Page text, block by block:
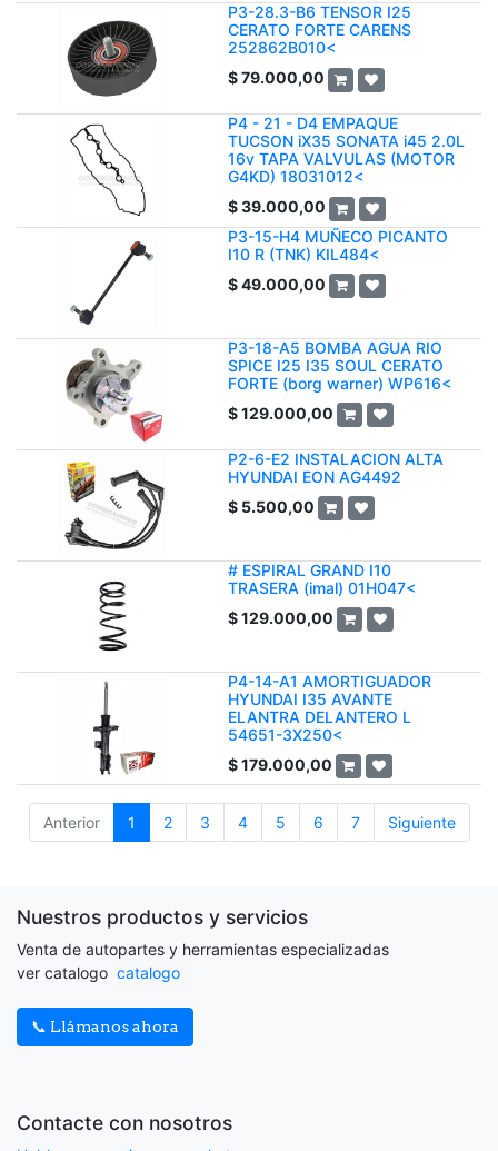
P3-28.3-B6 TENSOR I25
CERATO FORTE CARENS
252862B010<
$79.000,00
P4 - 21 - D4 EMPAQUE
TUCSON iX35 SONATA i45 2.0L
16v TAPA VALVULAS (MOTOR
G4KD) 18031012<
$39.000,00
P3-15-H4 MUÑECO PICANTO
I10 R (TNK) KIL484<
$49.000,00
P3-18-A5 BOMBA AGUA RIO
SPICE I25 I35 SOUL CERATO
FORTE (borg warner) WP616<
$129.000,00
P2-6-E2 INSTALACION ALTA
HYUNDAI EON AG4492
$ 5.500,00
# ESPIRAL GRAND I10
TRASERA (imal) 01H047<
$129.000,00
P4-14-A1 AMORTIGUADOR
HYUNDAI I35 AVANTE
ELANTRA DELANTERO L
54651-3X250<
$179.000,00
Anterior 1 2 3 4 5 6 7 Siguiente
Nuestros productos y servicios
Venta de autopartes y herramientas especializadas
ver catalogo catalogo
📞 Llámanos ahora
Contacte con nosotros